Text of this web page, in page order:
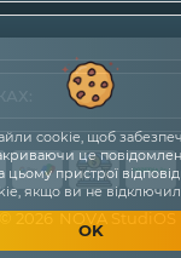
cookie, щоб
це
пристрої
якщо ви не
OK